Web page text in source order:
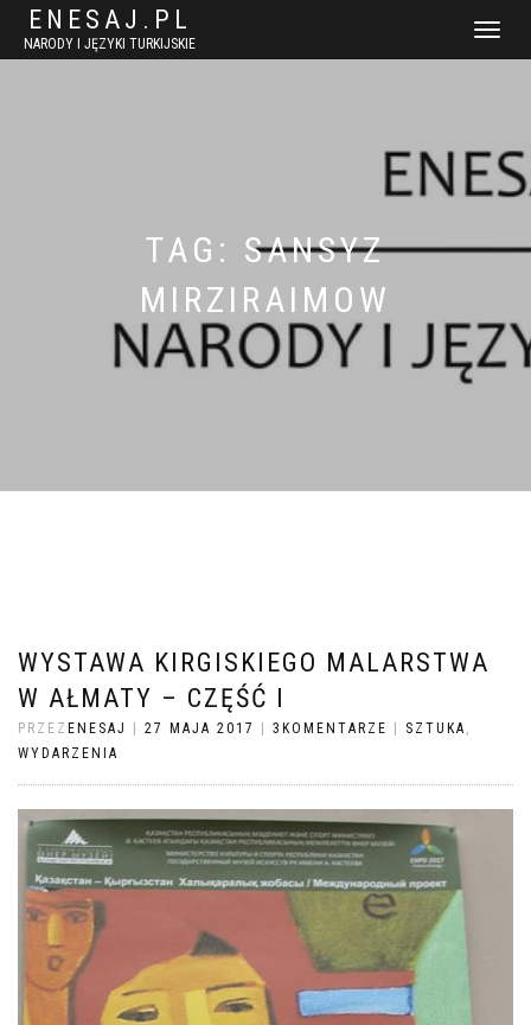
ENESAJ.PL
NARODY I JĘZYKI TURKIJSKIE
WŁĄCZ
TAG: SANSYZ
MIRZIRAIMOW
WYSTAWA KIRGISKIEGO MALARSTWA
W AŁMATY – CZĘŚĆ I
PRZEZ ENESAJ 27 MAJA 2017 3KOMENTARZE SZTUKA ,
WYDARZENIA